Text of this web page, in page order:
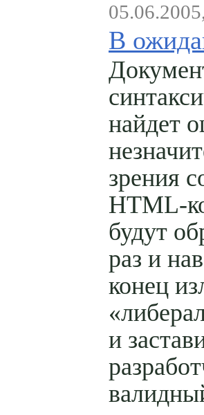
В
найдет
зрения
HTML-
будут
раз и
конец
и